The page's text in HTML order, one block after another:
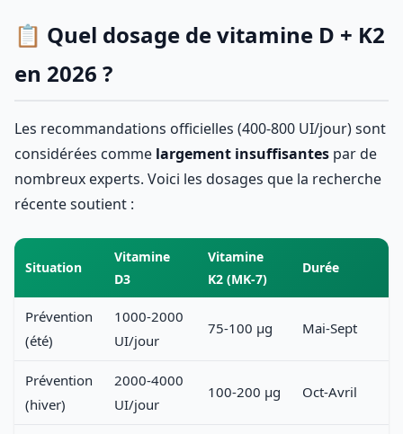
📋 Quel dosage de vitamine D + K2
en 2026 ?
Les recommandations officielles (400-800 UI/jour) sont
considérées comme largement insuffisantes par de
nombreux experts. Voici les dosages que la recherche
récente soutient :
Situation
Vitamine
D3
Vitamine
K2 (MK-7)
Durée
Prévention
(été)
1000-2000
UI/jour
75-100 µg Mai-Sept
Prévention
(hiver)
2000-4000
UI/jour
100-200 µg Oct-Avril